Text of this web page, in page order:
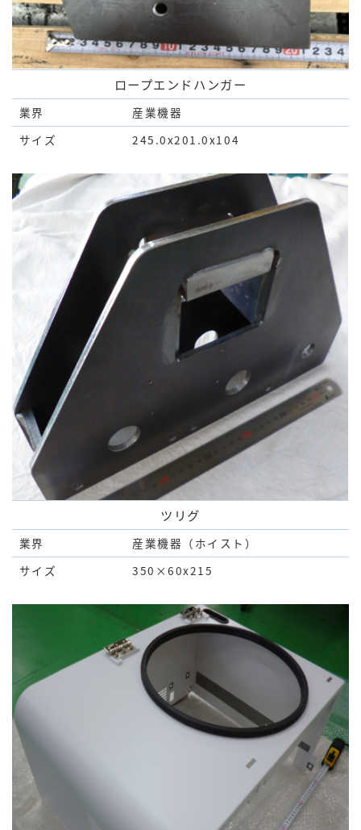
ロープエンドハンガー
業界
産業機器
サイズ
245.0x201.0x104
ツリグ
業界
産業機器（ホイスト）
サイズ
350×60x215